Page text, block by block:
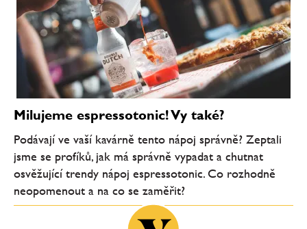
Milujeme espressotonic! Vy také?
Podávají ve vaší kavárně tento nápoj správně? Zeptali
jsme se profíků, jak má správně vypadat a chutnat
osvěžující trendy nápoj espressotonic. Co rozhodně
neopomenout a na co se zaměřit?